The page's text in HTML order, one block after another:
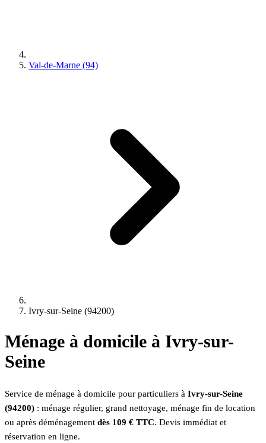
Val-de-Marne (94)
Ivry-sur-Seine (94200)
Ménage à domicile à Ivry-sur-
Seine
Service de ménage à domicile pour particuliers à Ivry-sur-Seine
(94200) : ménage régulier, grand nettoyage, ménage fin de location
ou après déménagement dès 109 € TTC. Devis immédiat et
réservation en ligne.